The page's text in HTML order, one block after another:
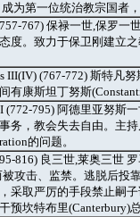
为第一位统治教宗国者
767) 保禄一世,保罗一
度。致力于保卫刚建立
(767-772) 斯特凡努
有康斯坦丁努斯
795) 阿德里亚努斯一
务，教会失去自由。主
的问题。
良三世,莱奥三世 罗
攻击、监禁。逃脱后投
采取严厉的手段禁止嗣
预坎特布里(Canterbury)